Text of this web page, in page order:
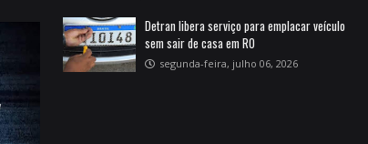
Detran libera serviço para emplacar veículo
sem sair de casa em RO
segunda-feira, julho 06, 2026